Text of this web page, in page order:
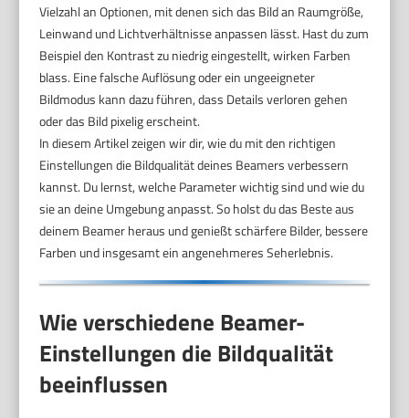
Vielzahl an Optionen, mit denen sich das Bild an Raumgröße,
Leinwand und Lichtverhältnisse anpassen lässt. Hast du zum
Beispiel den Kontrast zu niedrig eingestellt, wirken Farben
blass. Eine falsche Auflösung oder ein ungeeigneter
Bildmodus kann dazu führen, dass Details verloren gehen
oder das Bild pixelig erscheint.
In diesem Artikel zeigen wir dir, wie du mit den richtigen
Einstellungen die Bildqualität deines Beamers verbessern
kannst. Du lernst, welche Parameter wichtig sind und wie du
sie an deine Umgebung anpasst. So holst du das Beste aus
deinem Beamer heraus und genießt schärfere Bilder, bessere
Farben und insgesamt ein angenehmeres Seherlebnis.
Wie verschiedene Beamer-
Einstellungen die Bildqualität
beeinflussen